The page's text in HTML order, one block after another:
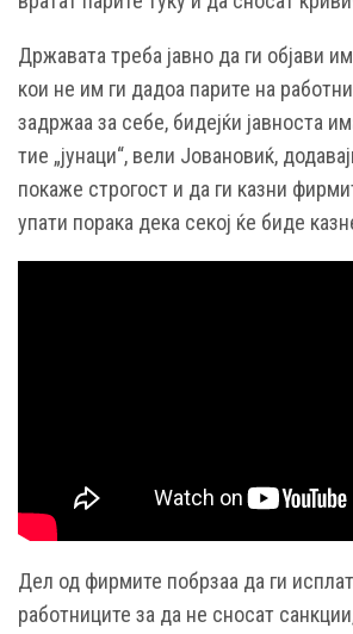
Државата треба јавно да ги објави
кои не им ги дадоа парите на
задржаа за себе, бидејќи јавноста
тие „јунаци“, вели Јовановиќ,
покаже строгост и да ги казни
упати порака дека секој ќе биде
Дел од фирмите побрзаа да ги
работниците за да не сносат